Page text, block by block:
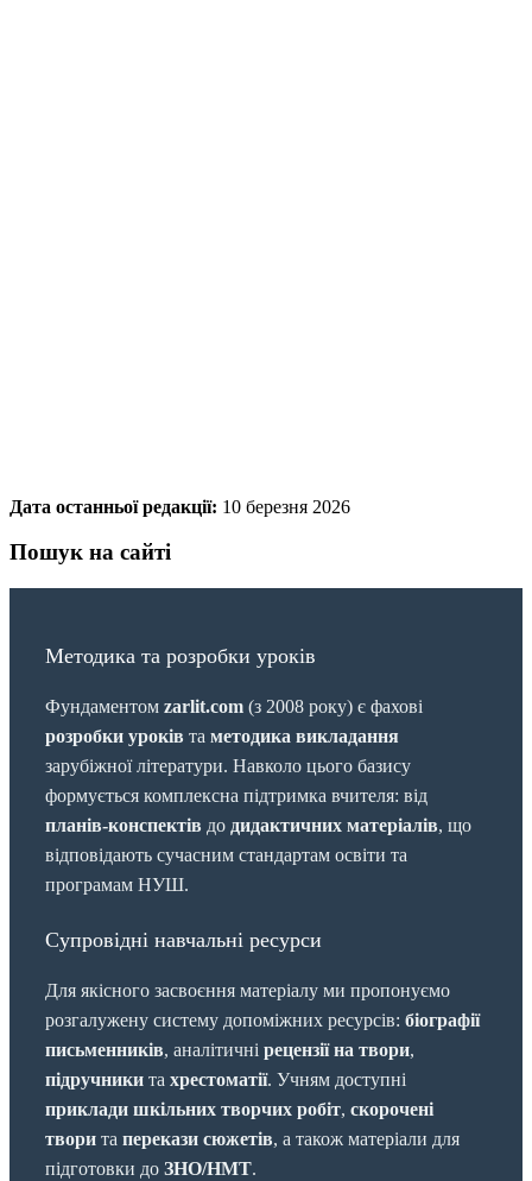
Дата останньої редакції: 10 березня 2026
Пошук на сайті
Методика та розробки уроків
Фундаментом zarlit.com (з 2008 року) є фахові
розробки уроків та методика викладання
зарубіжної літератури. Навколо цього базису
формується комплексна підтримка вчителя: від
планів-конспектів до дидактичних матеріалів, що
відповідають сучасним стандартам освіти та
програмам НУШ.
Супровідні навчальні ресурси
Для якісного засвоєння матеріалу ми пропонуємо
розгалужену систему допоміжних ресурсів: біографії
письменників, аналітичні рецензії на твори,
підручники та хрестоматії. Учням доступні
приклади шкільних творчих робіт, скорочені
твори та перекази сюжетів, а також матеріали для
підготовки до ЗНО/НМТ.